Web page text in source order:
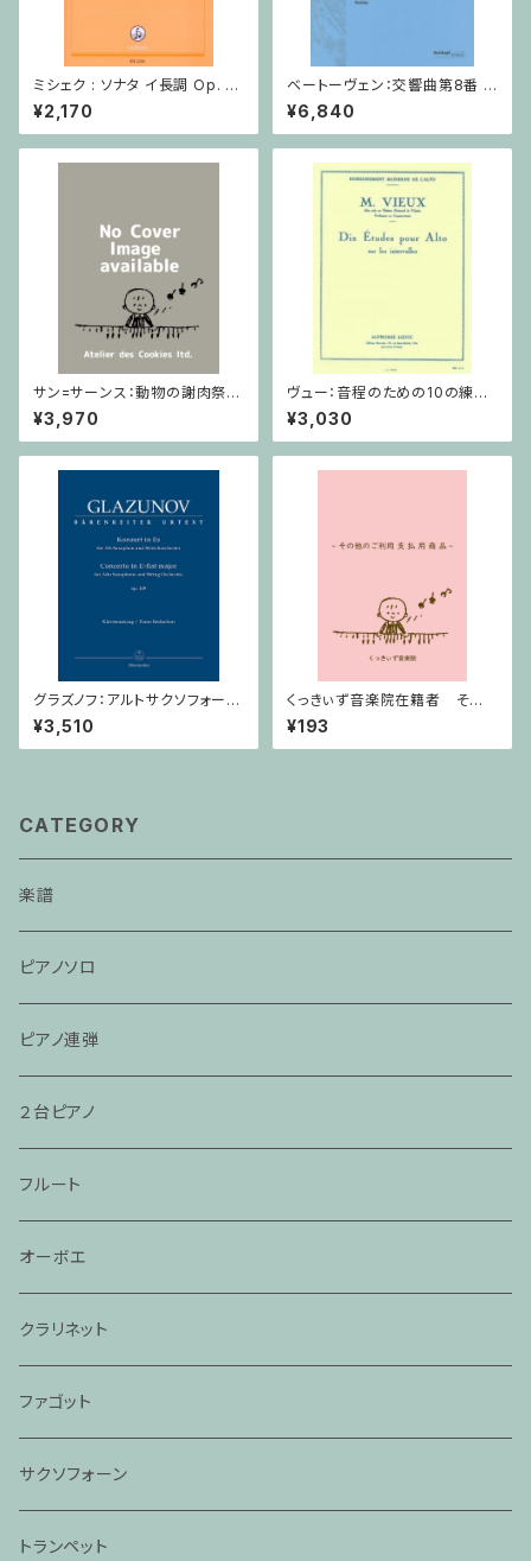
ミシェク : ソナタ イ長調 Op. 5
/ コントラバスとピアノ
¥2,170
ベートーヴェン：交響曲第8番 /
フルスコア
¥6,840
サン=サーンス：動物の謝肉祭 D
urand / ミニチュアスコア
¥3,970
ヴュー：音程のための10の練習
/ ヴィオラ
¥3,030
グラズノフ：アルトサクソフォーン
と弦楽オーケストラのための 協
奏曲 変ホ長調 Op. 109 / サク
ソフォーンとピアノ
¥3,510
くっきぃず音楽院在籍者 その
他のご利用支払用商品 ５せん
ノート
¥193
CATEGORY
楽譜
ピアノソロ
ピアノ連弾
２台ピアノ
フルート
オーボエ
クラリネット
ファゴット
サクソフォーン
トランペット